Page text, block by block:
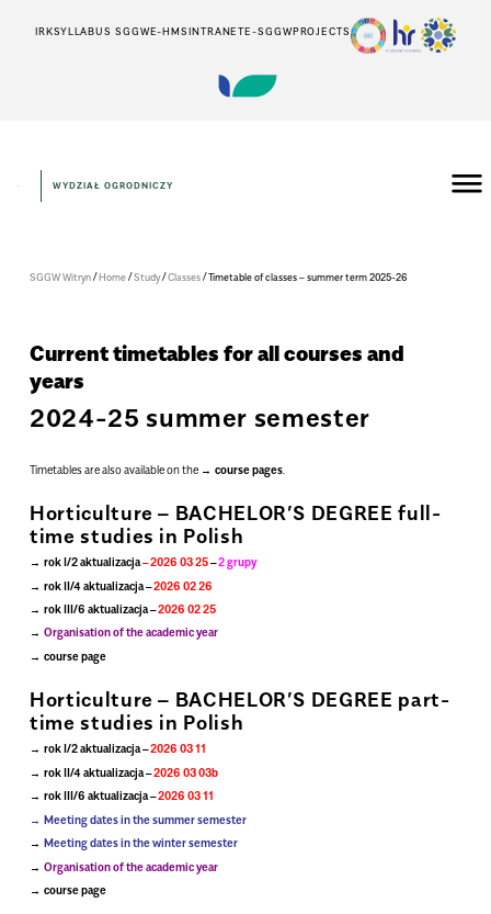
IRKSYLLABUS SGGWE-HMSINTRANETE-SGGWPROJECTS
WYDZIAŁ OGRODNICZY
SGGW Witryn/Home/Study/Classes/Timetable of classes – summer term 2025-26
Current timetables for all courses and
years
2024-25 summer semester
Timetables are also available on the
course pages
Horticulture – BACHELOR’S DEGREE full-
time studies in Polish
rok I/2 aktualizacja– 2026 03 25–2 grupy
rok II/4 aktualizacja –2026 02 26
rok III/6 aktualizacja –2026 02 25
Organisation of the academic year
course page
Horticulture – BACHELOR’S DEGREE part-
time studies in Polish
rok I/2 aktualizacja –2026 03 11
rok II/4 aktualizacja –2026 03 03b
rok III/6 aktualizacja –2026 03 11
Meeting dates in the summer semester
Meeting dates in the winter semester
Organisation of the academic year
course page